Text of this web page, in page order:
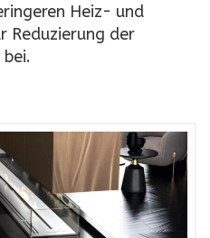
Heiz- und
Reduzierung der